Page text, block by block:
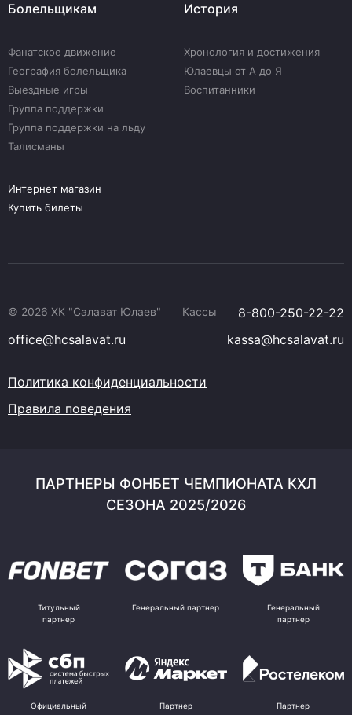
Болельщикам
Фанатское движение
География болельщика
Выездные игры
Группа поддержки
Группа поддержки на льду
Талисманы
История
Хронология и достижения
Юлаевцы от А до Я
Воспитанники
Интернет магазин
Купить билеты
© 2026 ХК "Салават Юлаев" Кассы
8-800-250-22-22
office@hcsalavat.ru
kassa@hcsalavat.ru
Политика конфиденциальности
Правила поведения
ПАРТНЕРЫ ФОНБЕТ ЧЕМПИОНАТА КХЛ
СЕЗОНА 2025/2026
Титульный
партнер
Генеральный партнер
Генеральный
партнер
Официальный
Партнер Партнер